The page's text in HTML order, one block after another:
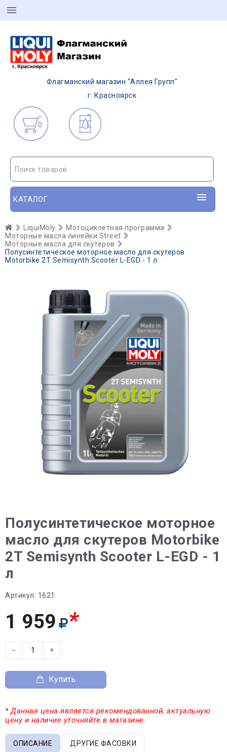
Флагманский магазин "Аллея Групп"
г. Красноярск
0
Поиск товаров
КАТАЛОГ
LiquiMoly
Мотоциклетная программа
Моторные масла линейки Street
Моторные масла для скутеров
Полусинтетическое моторное масло для скутеров
Motorbike 2T Semisynth Scooter L-EGD - 1 л
Полусинтетическое моторное
масло для скутеров Motorbike
2T Semisynth Scooter L-EGD - 1
л
Артикул: 1621
1 959 *
− +
Купить
* Данная цена является рекомендованной, актуальную
цену и наличие уточняйте в магазине.
ОПИСАНИЕ ДРУГИЕ ФАСОВКИ